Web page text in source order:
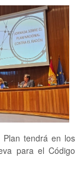
Plan tendrá en los
para el Código